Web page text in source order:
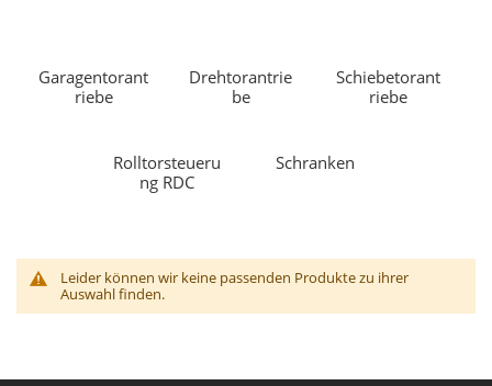
Garagentorant
riebe
Drehtorantrie
be
Schiebetorant
riebe
Rolltorsteueru
ng RDC
Schranken
Leider können wir keine passenden Produkte zu ihrer
Auswahl finden.